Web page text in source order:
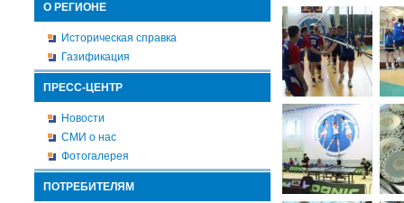
О РЕГИОНЕ
Историческая справка
Газификация
ПРЕСС-ЦЕНТР
Новости
СМИ о нас
Фотогалерея
ПОТРЕБИТЕЛЯМ